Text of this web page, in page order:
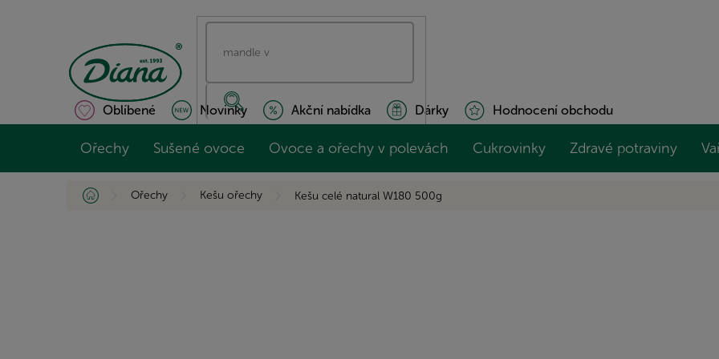
Oblíbené Novinky Akční nabídka Dárky Hodnocení obchodu
Ořechy Sušené ovoce Ovoce a ořechy v polevách Cukrovinky Zdravé potraviny
Domů Ořechy Kešu ořechy Kešu celé natural W180 500g